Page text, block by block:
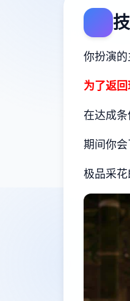
你扮演的
为了返回
在达成条
期间你会
极品采